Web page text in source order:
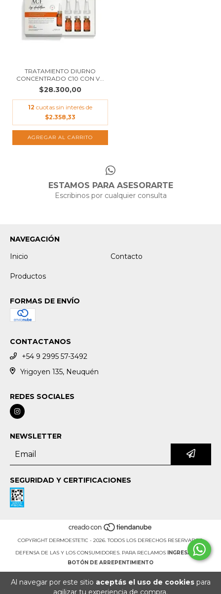
Al navegar por este sitio aceptás el uso de cookiespara
agilizar tu experiencia de compra.
TRATAMIENTO DIURNO
CONCENTRADO C10 CON V...
$28.300,00
12 cuotas sin interés de
$2.358,33
ESTAMOS PARA ASESORARTE
Escribinos por cualquier consulta
NAVEGACIÓN
Inicio
Contacto
Productos
FORMAS DE ENVÍO
CONTACTANOS
+54 9 2995 57-3492
Yrigoyen 135, Neuquén
REDES SOCIALES
NEWSLETTER
SEGURIDAD Y CERTIFICACIONES
COPYRIGHT DERMOESTETIC - 2026. TODOS LOS DERECHOS RESERVADOS.
DEFENSA DE LAS Y LOS CONSUMIDORES. PARA RECLAMOS INGRESÁ ACÁ.
BOTÓN DE ARREPENTIMIENTO